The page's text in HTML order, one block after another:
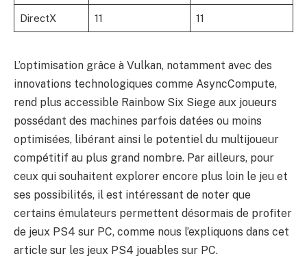
DirectX 11 11
L’optimisation grâce à Vulkan, notamment avec des
innovations technologiques comme AsyncCompute,
rend plus accessible Rainbow Six Siege aux joueurs
possédant des machines parfois datées ou moins
optimisées, libérant ainsi le potentiel du multijoueur
compétitif au plus grand nombre. Par ailleurs, pour
ceux qui souhaitent explorer encore plus loin le jeu et
ses possibilités, il est intéressant de noter que
certains émulateurs permettent désormais de profiter
de jeux PS4 sur PC, comme nous l’expliquons dans cet
article sur les jeux PS4 jouables sur PC.